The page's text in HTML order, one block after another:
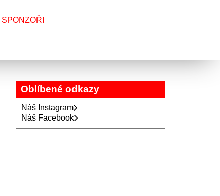
SPONZOŘI
Oblíbené odkazy
Náš Instagram
Náš Facebook